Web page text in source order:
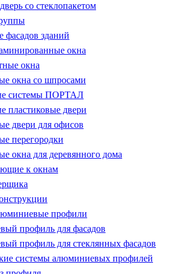
со стеклопакетом
фасадов зданий
окна
окна
окна со шпросами
системы ПОРТАЛ
пластиковые двери
двери для офисов
перегородки
окна для деревянного дома
к окнам
профили
профиль для фасадов
профиль для стеклянных фасадов
системы алюминиевых профилей